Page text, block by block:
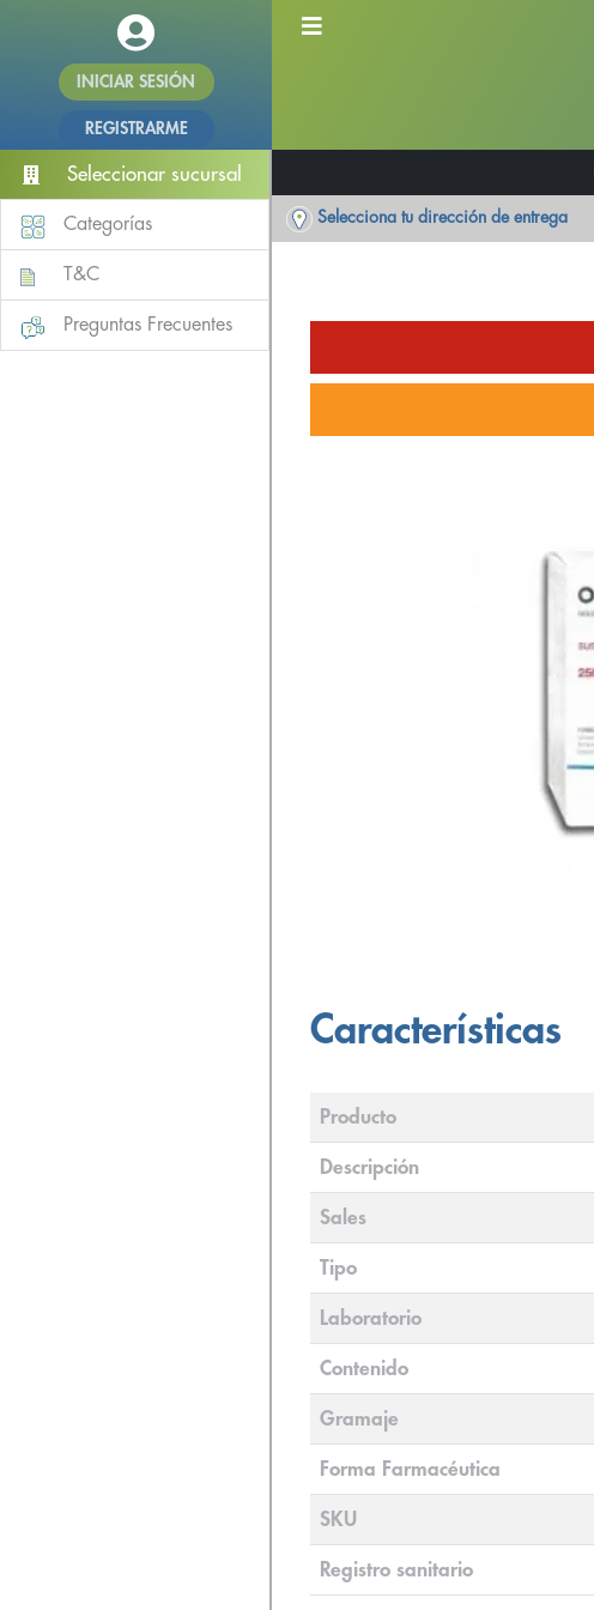
INICIAR SESIÓN
REGISTRARME
Seleccionar sucursal
Categorías
T&C
Preguntas Frecuentes
Selecciona tu dirección de entrega
Características
Producto
Descripción
Sales
Tipo
Laboratorio
Contenido
Gramaje
Forma Farmacéutica
SKU
Registro sanitario